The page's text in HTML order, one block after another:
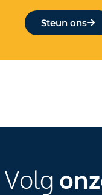
Steun ons
Volg